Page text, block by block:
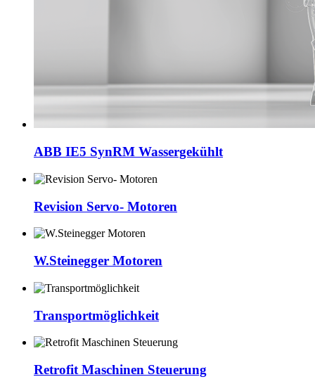
ABB IE5 SynRM Wassergekühlt
Revision Servo- Motoren
W.Steinegger Motoren
Transportmöglichkeit
Retrofit Maschinen Steuerung